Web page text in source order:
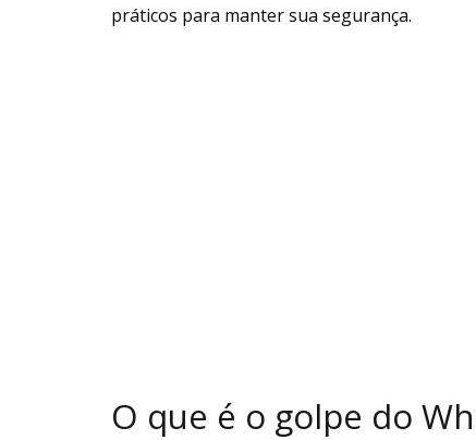
práticos para manter sua segurança.
O que é o golpe do